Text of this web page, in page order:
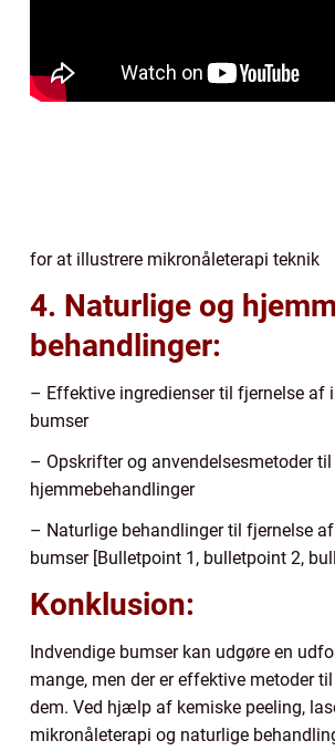
for at illustrere mikronåleterapi teknik
4. Naturlige og
behandlinger:
– Effektive ingredienser til fjernelse af
bumser
– Opskrifter og anvendelsesmetoder til
hjemmebehandlinger
– Naturlige behandlinger til fjernelse
bumser [Bulletpoint 1, bulletpoint 2,
Konklusion:
Indvendige bumser kan udgøre en
mange, men der er effektive metoder
dem. Ved hjælp af kemiske peeling,
mikronåleterapi og naturlige